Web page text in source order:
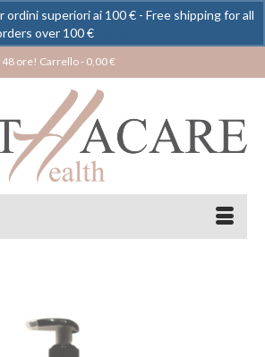
48 ore! Carrello- 0,00€
superiori ai 100 € - Free shipping for all
over 100 €